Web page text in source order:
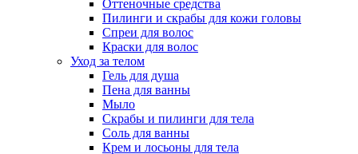
Оттеночные средства
Пилинги и скрабы для кожи головы
Спреи для волос
Краски для волос
Уход за телом
Гель для душа
Пена для ванны
Мыло
Скрабы и пилинги для тела
Соль для ванны
Крем и лосьоны для тела